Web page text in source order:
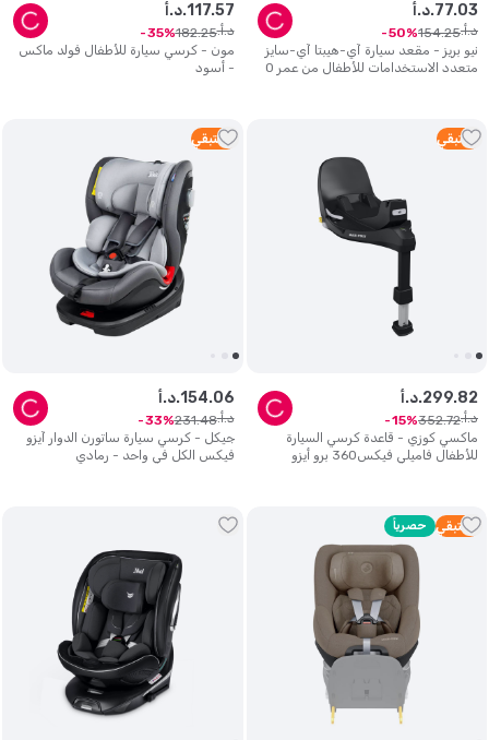
نيو بريز - مقعد سيارة آي-هيبتا آي-سايز
د.أ.77.03
د.أ. 154.25
50
مون - كرسي سيارة للأطفال فولد ماكس
- أسود
د.أ.117.57
د.أ. 182.25
35
1 متبقي
ماكسي كوزي - قاعدة كرسي السيارة
للأطفال فاميلي فيكس360 برو أيزو
د.أ.299.82
د.أ. 352.72
15
3 متبقي
جيكل - كرسي سيارة ساتورن الدوار آيزو
فيكس الكل في واحد - رمادي
د.أ.154.06
د.أ. 231.48
33
5 متبقي حصرياً